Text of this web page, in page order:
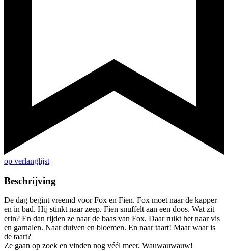
op verlanglijst
Beschrijving
De dag begint vreemd voor Fox en Fien. Fox moet naar de kapper
en in bad. Hij stinkt naar zeep. Fien snuffelt aan een doos. Wat zit
erin? En dan rijden ze naar de baas van Fox. Daar ruikt het naar vis
en garnalen. Naar duiven en bloemen. En naar taart! Maar waar is
de taart?
Ze gaan op zoek en vinden nog véél meer. Wauwauwauw!